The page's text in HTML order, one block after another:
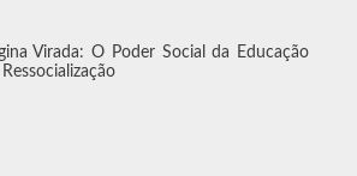
Virada: O Poder Social da Educação